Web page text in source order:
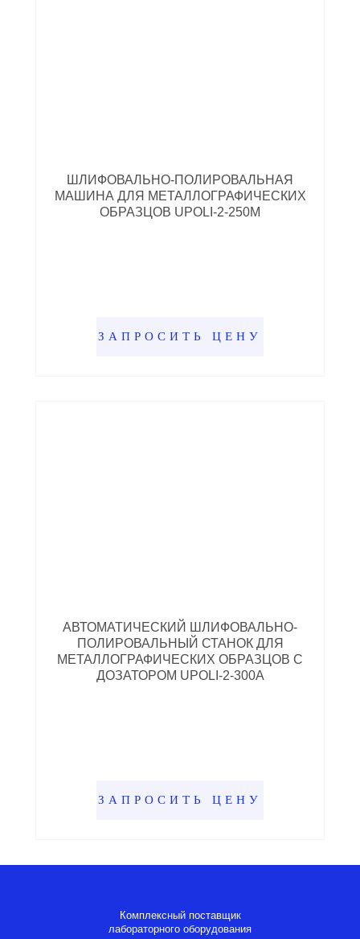
ШЛИФОВАЛЬНО-ПОЛИРОВАЛЬНАЯ
МАШИНА ДЛЯ МЕТАЛЛОГРАФИЧЕСКИХ
ОБРАЗЦОВ UPOLI-2-250M
ЗАПРОСИТЬ ЦЕНУ
АВТОМАТИЧЕСКИЙ ШЛИФОВАЛЬНО-
ПОЛИРОВАЛЬНЫЙ СТАНОК ДЛЯ
МЕТАЛЛОГРАФИЧЕСКИХ ОБРАЗЦОВ С
ДОЗАТОРОМ UPOLI-2-300A
ЗАПРОСИТЬ ЦЕНУ
Комплексный поставщик
лабораторного оборудования